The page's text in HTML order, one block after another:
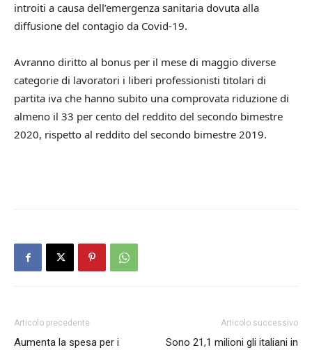
introiti a causa dell’emergenza sanitaria dovuta alla
diffusione del contagio da Covid-19.
Avranno diritto al bonus per il mese di maggio diverse
categorie di lavoratori i liberi professionisti titolari di
partita iva che hanno subito una comprovata riduzione di
almeno il 33 per cento del reddito del secondo bimestre
2020, rispetto al reddito del secondo bimestre 2019.
Articolo precedente
Aumenta la spesa per i
Articolo successivo
Sono 21,1 milioni gli italiani in